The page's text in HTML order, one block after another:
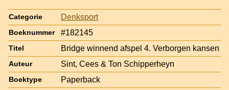
Categorie Denksport
Boeknummer #182145
Titel Bridge winnend afspel 4. Verborgen kansen
Auteur Sint, Cees & Ton Schipperheyn
Boektype Paperback